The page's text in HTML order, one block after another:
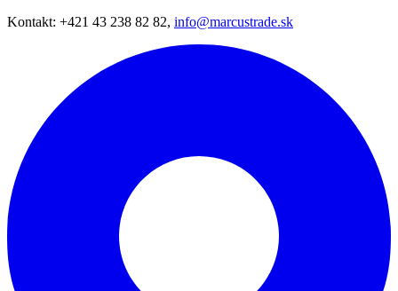
Kontakt: +421 43 238 82 82, info@marcustrade.sk